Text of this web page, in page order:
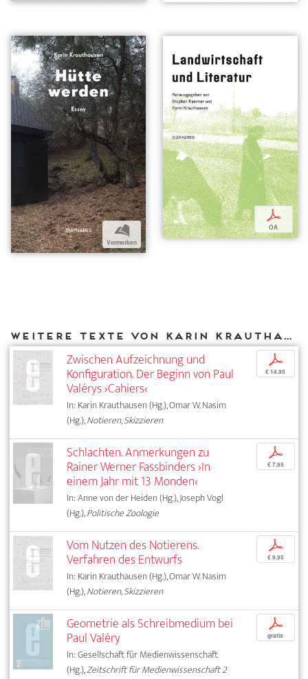
b
Vormerken
p
OA
Weitere Texte von Karin Krauthausen bei DIAPHANES
Zwischen Aufzeichnung und
Konfiguration. Der Beginn von Paul
Valérys ›Cahiers‹
In: Karin Krauthausen (Hg.), Omar W. Nasim
(Hg.),Notieren, Skizzieren
p
€ 14,95
Schlachten. Anmerkungen zu
Rainer Werner Fassbinders ›In
einem Jahr mit 13 Monden‹
In: Anne von der Heiden (Hg.), Joseph Vogl
(Hg.),Politische Zoologie
p
€ 7,95
Vom Nutzen des Notierens.
Verfahren des Entwurfs
In: Karin Krauthausen (Hg.), Omar W. Nasim
(Hg.),Notieren, Skizzieren
p
€ 9,95
Geometrie als Schreibmedium bei
Paul Valéry
In: Gesellschaft für Medienwissenschaft
(Hg.),Zeitschrift für Medienwissenschaft 2
p
gratis